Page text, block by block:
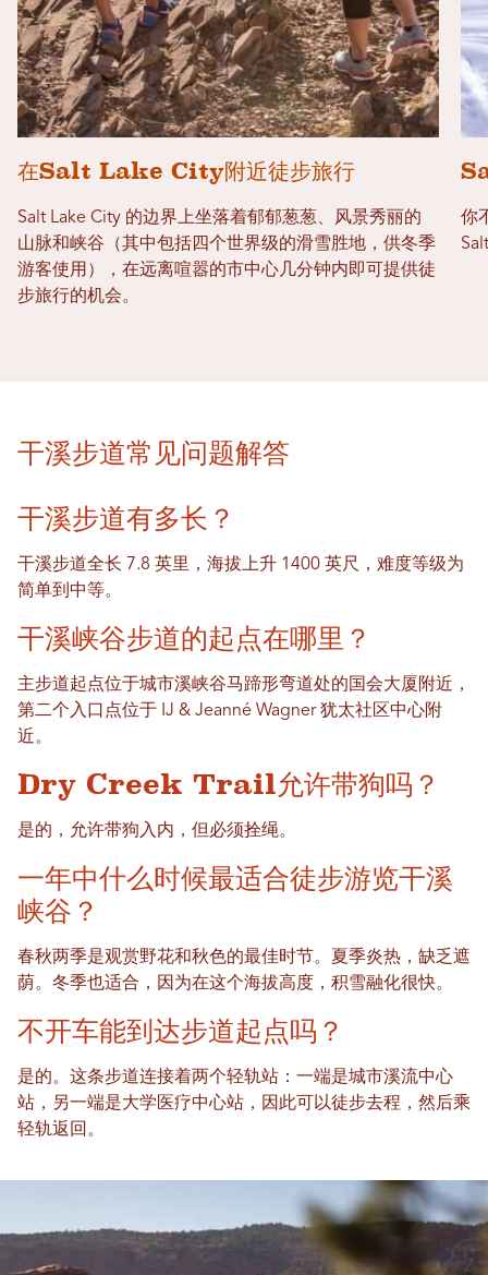
在Salt Lake City附近徒步旅行
Salt Lake City 的边界上坐落着郁郁葱葱、风景秀丽的
山脉和峡谷（其中包括四个世界级的滑雪胜地，供冬季
游客使用），在远离喧嚣的市中心几分钟内即可提供徒
步旅行的机会。
你
干溪步道常见问题解答
干溪步道有多长？
干溪步道全长 7.8 英里，海拔上升 1400 英尺，难度等级为
简单到中等。
干溪峡谷步道的起点在哪里？
主步道起点位于城市溪峡谷马蹄形弯道处的国会大厦附近，
第二个入口点位于 IJ & Jeanné Wagner 犹太社区中心附
近。
Dry Creek Trail允许带狗吗？
是的，允许带狗入内，但必须拴绳。
一年中什么时候最适合徒步游览干溪
峡谷？
春秋两季是观赏野花和秋色的最佳时节。夏季炎热，缺乏遮
荫。冬季也适合，因为在这个海拔高度，积雪融化很快。
不开车能到达步道起点吗？
是的。这条步道连接着两个轻轨站：一端是城市溪流中心
站，另一端是大学医疗中心站，因此可以徒步去程，然后乘
轻轨返回。